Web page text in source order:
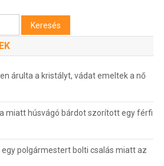
árulta a kristályt, vádat emeltek a nő
miatt húsvágó bárdot szorított egy férfi
polgármestert bolti csalás miatt az